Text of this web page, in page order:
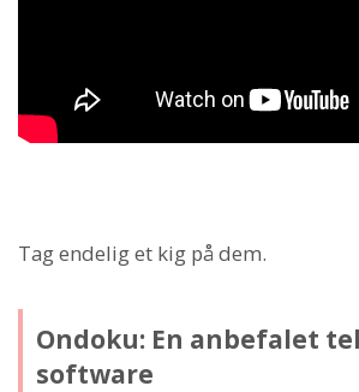
Tag endelig et kig på dem.
Ondoku: En anbefalet
software